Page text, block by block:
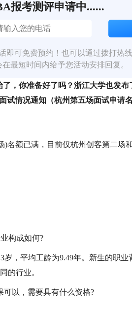
报考测评申请中......
即可免费预约！也可以通过拨打热
最短时间内给予您活动安排回复。
，你准备好了吗？浙江大学也发
试情况通知（杭州第五场面试申请
名额已满，目前仅杭州创客第二场
构成如何?
，平均工龄为9.49年。新生的职业
的行业。
可以，需要具有什么资格?